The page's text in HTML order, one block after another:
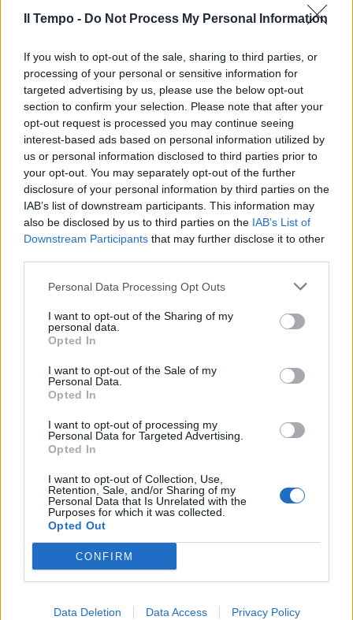
Il Tempo - Do Not Process My Personal Information
If you wish to opt-out of the sale, sharing to third parties, or
processing of your personal or sensitive information for
targeted advertising by us, please use the below opt-out
section to confirm your selection. Please note that after your
opt-out request is processed you may continue seeing
interest-based ads based on personal information utilized by
us or personal information disclosed to third parties prior to
your opt-out. You may separately opt-out of the further
disclosure of your personal information by third parties on the
IAB’s list of downstream participants. This information may
also be disclosed by us to third parties on the IAB’s List of
Downstream Participants that may further disclose it to other
Personal Data Processing Opt Outs
I want to opt-out of the Sharing of my
personal data.
Opted In
I want to opt-out of the Sale of my
Personal Data.
Opted In
I want to opt-out of processing my
Personal Data for Targeted Advertising.
Opted In
I want to opt-out of Collection, Use,
Retention, Sale, and/or Sharing of my
Personal Data that Is Unrelated with the
Purposes for which it was collected.
Opted Out
CONFIRM
Data Deletion Data Access Privacy Policy
classifica
GUERRA TRA "VECCHI" E USCENTI
Conte e la grana del doppio
mandato: deroghe ad hoc per
pochi eletti
20/01/2025
DIMARTEDÌ
"Facile stare all'opposizione.
infilza Pd e M5S
15/01/2025
LA CONTRADDIZIONE
"opposte": i video che la
inguaiano
Il caso Todde scuote il campo
largo. Piga (FdI): "Se ha barato,
si rivota"
04/01/2025
CERNOBYL
Todde e la morale filu 'e ferru